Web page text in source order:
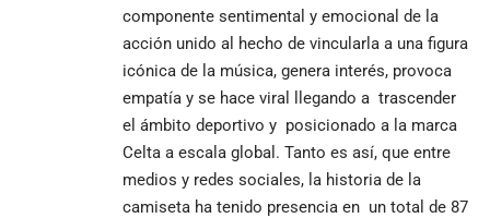
componente sentimental y emocional de la
acción unido al hecho de vincularla a una figura
icónica de la música, genera interés, provoca
empatía y se hace viral llegando a trascender
el ámbito deportivo y posicionado a la marca
Celta a escala global. Tanto es así, que entre
medios y redes sociales, la historia de la
camiseta ha tenido presencia en un total de 87